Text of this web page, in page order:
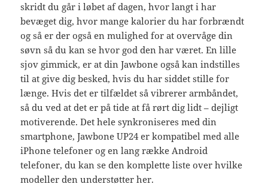
skridt du går i løbet af dagen, hvor langt i har
bevæget dig, hvor mange kalorier du har forbrændt
og så er der også en mulighed for at overvåge din
søvn så du kan se hvor god den har været. En lille
sjov gimmick, er at din Jawbone også kan indstilles
til at give dig besked, hvis du har siddet stille for
længe. Hvis det er tilfældet så vibrerer armbåndet,
så du ved at det er på tide at få rørt dig lidt – dejligt
motiverende. Det hele synkroniseres med din
smartphone, Jawbone UP24 er kompatibel med alle
iPhone telefoner og en lang række Android
telefoner, du kan se den komplette liste over hvilke
modeller den understøtter her.